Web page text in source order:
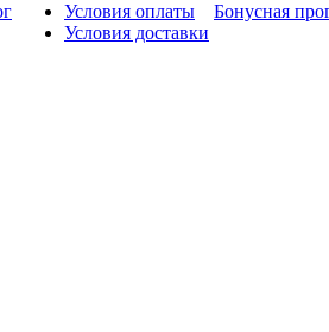
Условия оплаты
Условия доставки
Бонусная